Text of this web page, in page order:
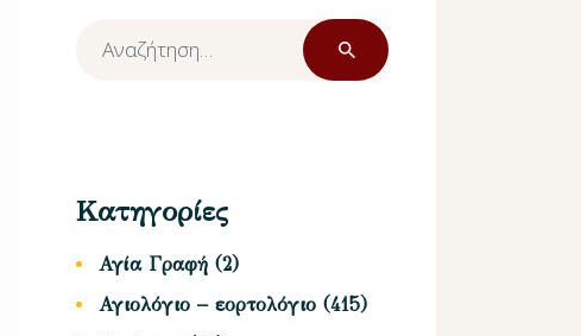
Αναζήτηση
για:
Κατηγορίες
Αγία Γραφή (2)
Αγιολόγιο – εορτολόγιο (415)